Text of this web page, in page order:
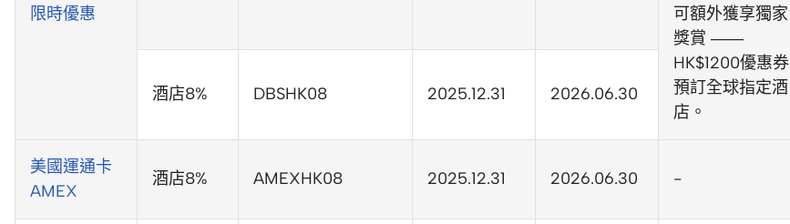
限時優惠
可額外獲享獨家
獎賞 ——
HK$1200優惠券
預訂全球指定酒
店。
酒店8% DBSHK08 2025.12.31 2026.06.30
美國運通卡
AMEX
酒店8% AMEXHK08 2025.12.31 2026.06.30 -